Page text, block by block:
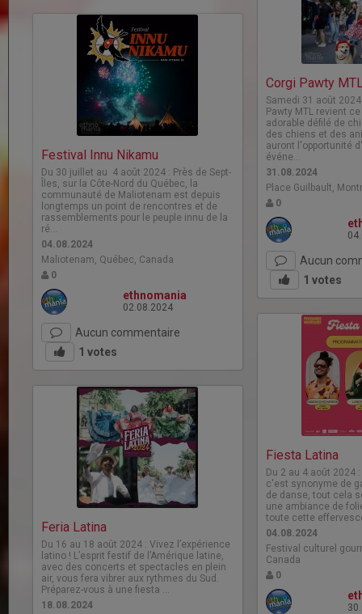
Corgi Pawty
Samedi 31 août
Pawty MTL revient
adorable défilé de
des chiens et des
auront l'opportunité
événe…
31.08.2024
Place Guilbault,
0
Aucun
1 votes
Festival Innu Nikamu
Du 30 juillet au 4 août 2024 : Près de Sept-
Îles, sur la Côte-Nord du Québec, la
communauté de Maliotenam est depuis
longtemps un point de rencontres et de
rassemblements pour le peuple innu de la
ré…
04.08.2024
Maliotenam, Québec, Canada
0
ethnomania
02.08.2024
Aucun commentaire
1 votes
Fiesta Latina
Du 2 au 4 août 2024
c'est synonyme de
de danse, tout cela
une ambiance de
toute cette
04.08.2024
Festival culturel
Canada
0
Feria Latina
Du 16 au 18 août 2024 : Vivez l’expérience
latino ! L’esprit festif de l’Amérique latine,
avec des concerts et spectacles en plein
air, vous fera vibrer aux rythmes du Sud.
Préparez-vous à une fiesta …
18.08.2024